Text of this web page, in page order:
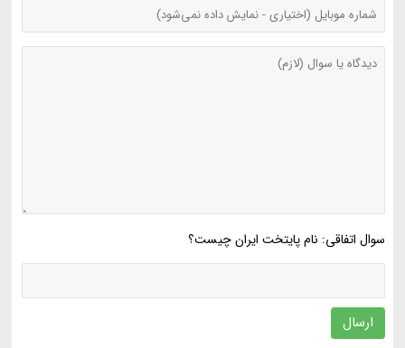
سوال اتفاقی: نام پایتخت ایران چیست؟
ارسال